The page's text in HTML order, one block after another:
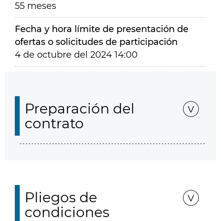
55 meses
Fecha y hora límite de presentación de
ofertas o solicitudes de participación
4 de octubre del 2024 14:00
Preparación del
contrato
Pliegos de
condiciones